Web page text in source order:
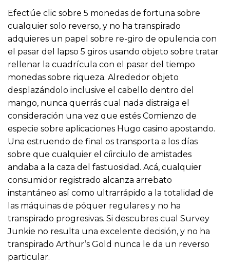
Efectúe clic sobre 5 monedas de fortuna sobre
cualquier solo reverso, y no ha transpirado
adquieres un papel sobre re-giro de opulencia con
el pasar del lapso 5 giros usando objeto sobre tratar
rellenar la cuadrícula con el pasar del tiempo
monedas sobre riqueza. Alrededor objeto
desplazándolo inclusive el cabello dentro del
mango, nunca querrás cual nada distraiga el
consideración una vez que estés Comienzo de
especie sobre aplicaciones Hugo casino apostando.
Una estruendo de final os transporta a los días
sobre que cualquier el cí­irciulo de amistades
andaba a la caza del fastuosidad. Acá, cualquier
consumidor registrado alcanza arrebato
instantáneo así­ como ultrarrápido a la totalidad de
las máquinas de póquer regulares y no ha
transpirado progresivas. Si descubres cual Survey
Junkie no resulta una excelente decisión, y no ha
transpirado Arthur’s Gold nunca le da un reverso
particular.